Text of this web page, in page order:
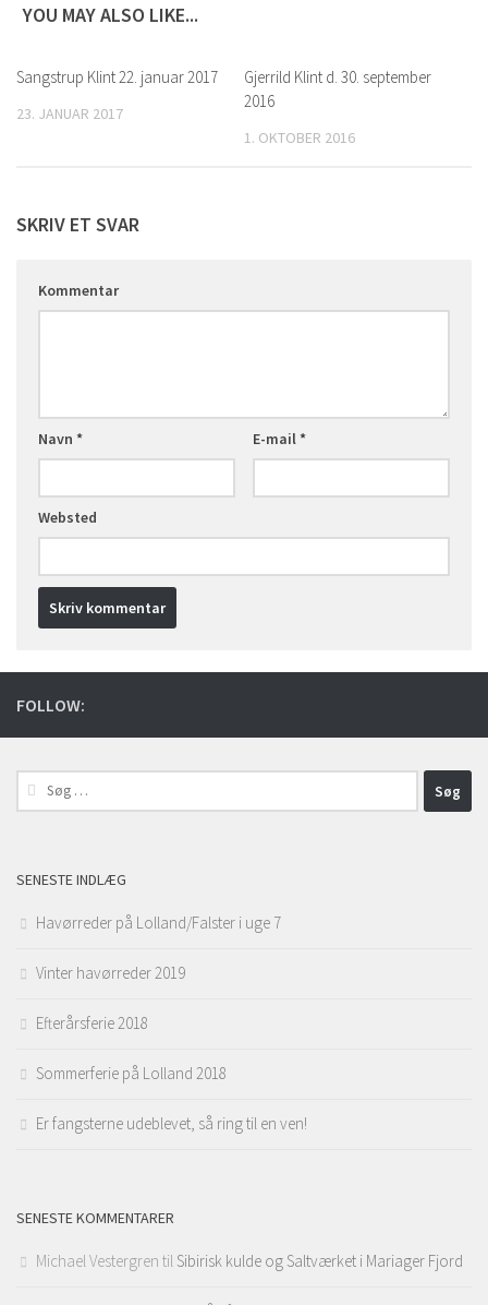
YOU MAY ALSO LIKE...
Sangstrup Klint 22. januar 2017
23. JANUAR 2017
Gjerrild Klint d. 30. september
2016
1. OKTOBER 2016
SKRIV ET SVAR
Kommentar
Navn * E-mail*
Websted
FOLLOW:
Søg
efter:
SENESTE INDLÆG
Havørreder på Lolland/Falster i uge 7
Vinter havørreder 2019
Efterårsferie 2018
Sommerferie på Lolland 2018
Er fangsterne udeblevet, så ring til en ven!
SENESTE KOMMENTARER
Michael Vestergren til Sibirisk kulde og Saltværket i Mariager Fjord